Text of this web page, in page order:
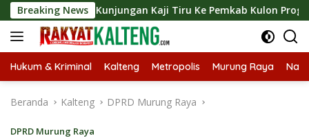
Langsung
ke
konten
Breaking News
Kunjungan Kaji Tiru Ke Pemkab Kulon Progo
Hukum & Kriminal Kalteng Metropolis Murung Raya
Beranda Kalteng DPRD Murung Raya
DPRD Murung Raya